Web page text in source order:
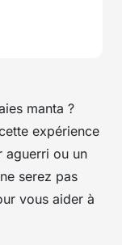
manta ?
expérience
aguerri ou un
serez pas
vous aider à